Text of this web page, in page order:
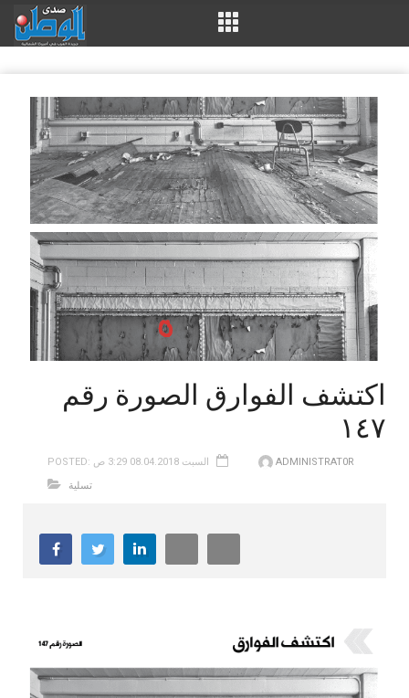
اكتشف الفوارق الصورة رقم
١٤٧
POSTED: السبت 08.04.2018 3:29 ص
ADMINISTRAT0R
تسلية